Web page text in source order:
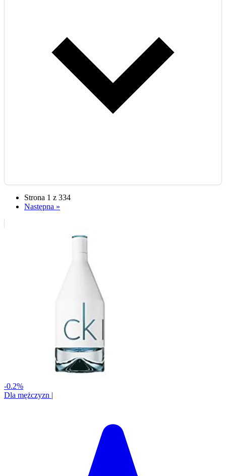
Strona 1 z 334
Następna »
-0.2%
Dla mężczyzn |